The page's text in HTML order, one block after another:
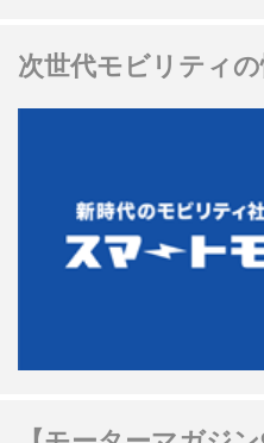
次世代モビリティ